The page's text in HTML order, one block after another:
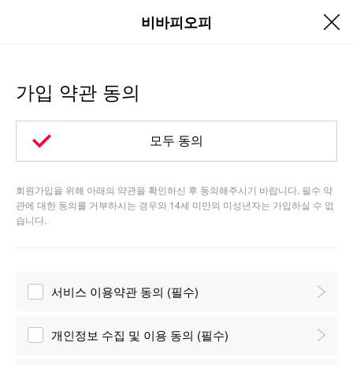
비바피오피
가입 약관 동의
모두 동의
회원가입을 위해 아래의 약관을 확인하신 후 동의해주시기 바랍니다. 필수 약
관에 대한 동의를 거부하시는 경우와 14세 미만의 미성년자는 가입하실 수 없
습니다.
서비스 이용약관 동의 (필수)
개인정보 수집 및 이용 동의 (필수)